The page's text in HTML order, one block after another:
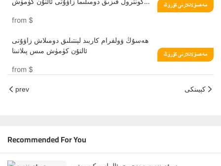
from $
مەھسۇلاتلارنى كۆرۈڭ
ھەسۇڭ ۋولفرام كاربىد لېنتىلىق دومىلاش زاۋۇتى
ئالتۇن كۈمۈش مىس پىلاتىنا
from $
مەھسۇلاتلارنى كۆرۈڭ
prev كېيىنكى
Recommended For You